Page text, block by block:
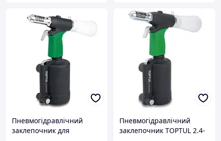
Пневмогідравлічний
заклепочник для
Пневмогідравлічний
заклепочник TOPTUL 2.4-